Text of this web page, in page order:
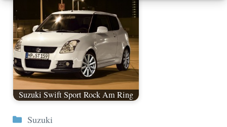
Suzuki Swift Sport Rock Am Ring
Categorie
Suzuki